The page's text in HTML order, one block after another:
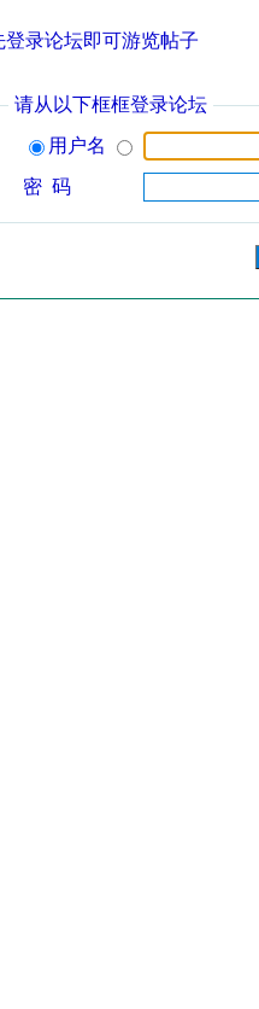
录论坛即可游览帖子
请从以下框框登录论坛
用户名
密 码